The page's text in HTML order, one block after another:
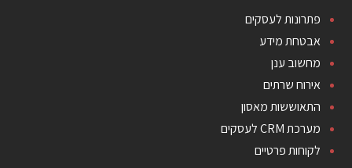
פתרונות לעסקים
אבטחת מידע
מחשוב ענן
אירוח שרתים
התאוששות מאסון
מערכת CRM לעסקים
לקוחות פרטיים